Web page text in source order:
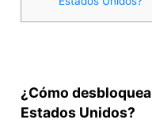
¿Cómo
Estados Unidos?